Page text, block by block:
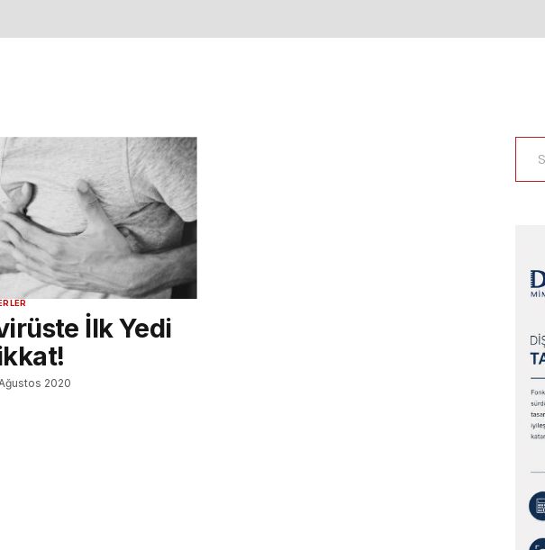
İlk Yedi
2020